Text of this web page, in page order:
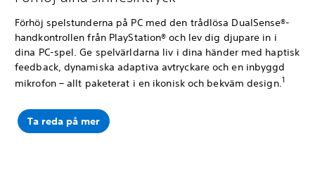
Förhöj spelstunderna på PC med den trådlösa DualSense®-
handkontrollen från PlayStation® och lev dig djupare in i
dina PC-spel. Ge spelvärldarna liv i dina händer med haptisk
feedback, dynamiska adaptiva avtryckare och en inbyggd
mikrofon – allt paketerat i en ikonisk och bekväm design. 1
Ta reda på mer